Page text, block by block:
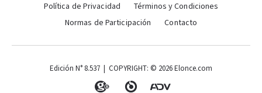
Política de Privacidad
Términos y Condiciones
Normas de Participación
Contacto
Edición N° 8.537 | COPYRIGHT: © 2026 Elonce.com